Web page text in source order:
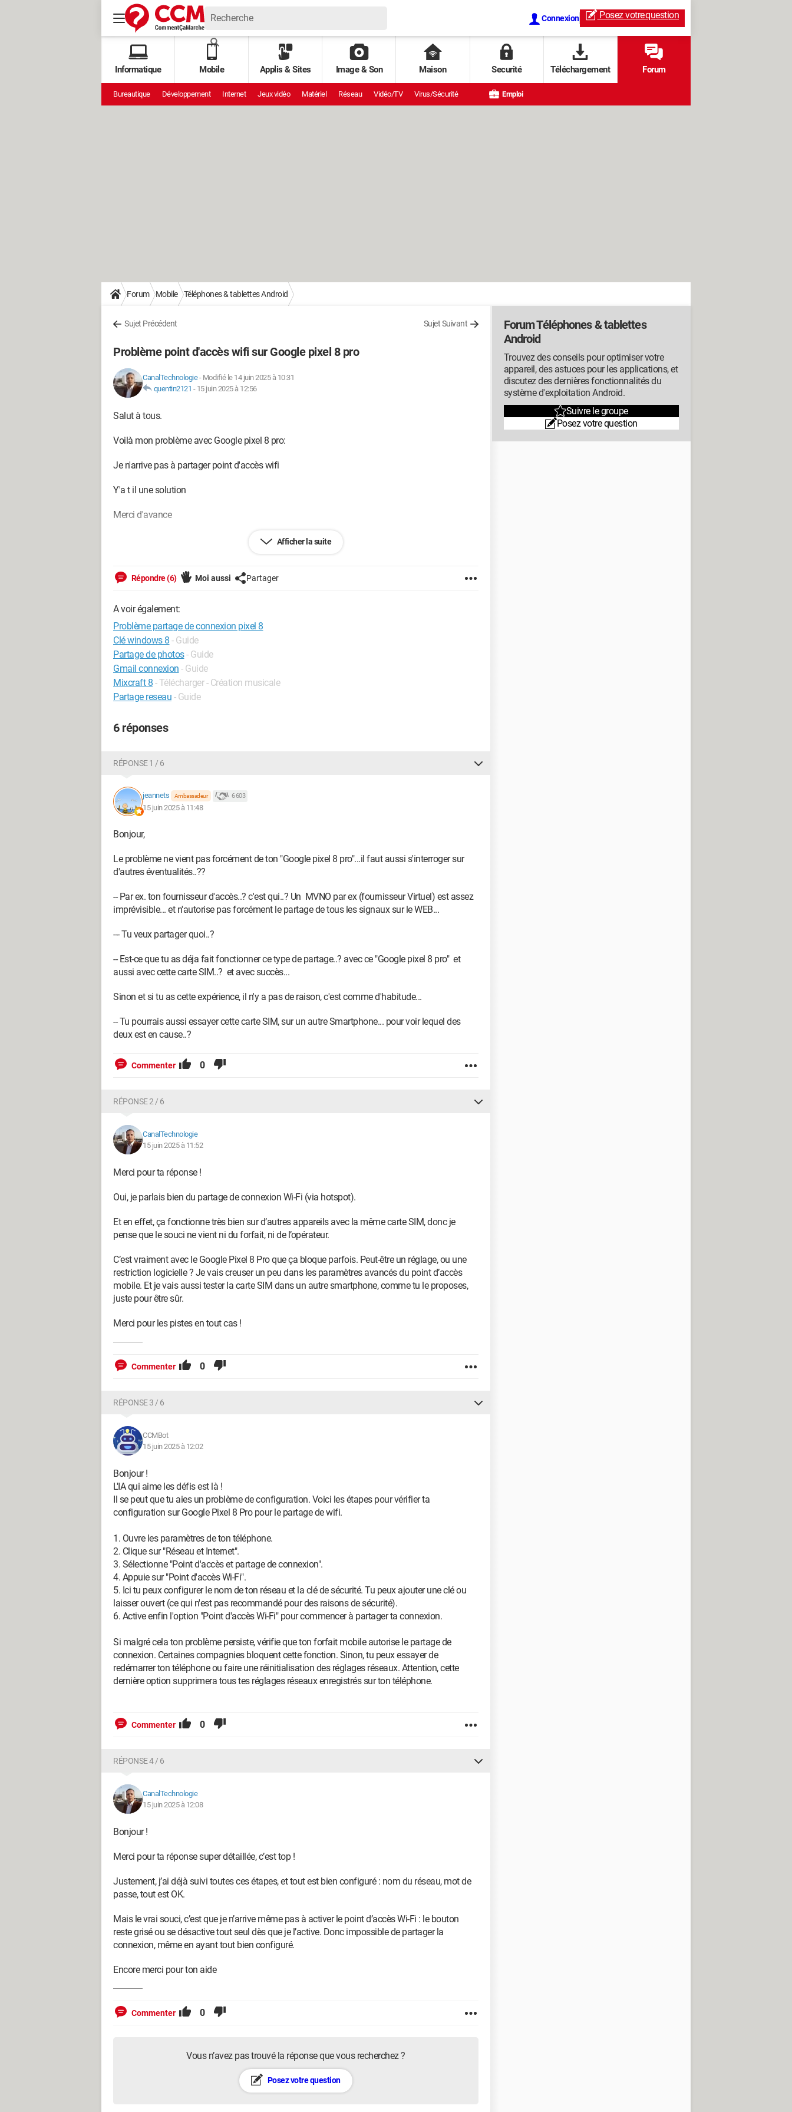
Connexion Posez votrequestion
Informatique Mobile Applis & Sites Image & Son Maison Securité Téléchargement Forum
Bureautique Développement Internet Jeux vidéo Matériel Réseau Vidéo/TV Virus/Sécurité Emploi
Forum Mobile Téléphones & tablettes Android
Sujet Précédent Sujet Suivant
Problème point d'accès wifi sur Google pixel 8 pro
CanalTechnologie- Modifié le 14 juin 2025 à 10:31
quentin2121 - 15 juin 2025 à 12:56
Salut à tous.
Voilà mon problème avec Google pixel 8 pro:
Je n'arrive pas à partager point d'accès wifi
Y'a t il une solution
Merci d'avance
Afficher la suite
Répondre (6) Moi aussi Partager
A voir également:
Problème partage de connexion pixel 8
Clé windows 8 - Guide
Partage de photos- Guide
Gmail connexion - Guide
Mixcraft 8 - Télécharger - Création musicale
Partage reseau - Guide
6 réponses
RÉPONSE 1 / 6
jeannets Ambassadeur 6 603
15 juin 2025 à 11:48
Bonjour,
Le problème ne vient pas forcément de ton "Google pixel 8 pro"...il faut aussi s'interroger sur
d'autres éventualités..??
-- Par ex. ton fournisseur d'accès..? c'est qui..? Un MVNO par ex (fournisseur Virtuel) est assez
imprévisible... et n'autorise pas forcément le partage de tous les signaux sur le WEB...
--- Tu veux partager quoi..?
-- Est-ce que tu as déja fait fonctionner ce type de partage..? avec ce "Google pixel 8 pro" et
aussi avec cette carte SIM..? et avec succès...
Sinon et si tu as cette expérience, il n'y a pas de raison, c'est comme d'habitude...
-- Tu pourrais aussi essayer cette carte SIM, sur un autre Smartphone... pour voir lequel des
deux est en cause..?
Commenter 0
RÉPONSE 2 / 6
CanalTechnologie
15 juin 2025 à 11:52
Merci pour ta réponse !
Oui, je parlais bien du partage de connexion Wi-Fi (via hotspot).
Et en effet, ça fonctionne très bien sur d’autres appareils avec la même carte SIM, donc je
pense que le souci ne vient ni du forfait, ni de l’opérateur.
C’est vraiment avec le Google Pixel 8 Pro que ça bloque parfois. Peut-être un réglage, ou une
restriction logicielle ? Je vais creuser un peu dans les paramètres avancés du point d’accès
mobile. Et je vais aussi tester la carte SIM dans un autre smartphone, comme tu le proposes,
juste pour être sûr.
Merci pour les pistes en tout cas !
Commenter 0
RÉPONSE 3 / 6
CCMBot
15 juin 2025 à 12:02
Bonjour !
L'IA qui aime les défis est là !
Il se peut que tu aies un problème de configuration. Voici les étapes pour vérifier ta
configuration sur Google Pixel 8 Pro pour le partage de wifi.
1. Ouvre les paramètres de ton téléphone.
2. Clique sur "Réseau et Internet".
3. Sélectionne "Point d'accès et partage de connexion".
4. Appuie sur "Point d'accès Wi-Fi".
5. Ici tu peux configurer le nom de ton réseau et la clé de sécurité. Tu peux ajouter une clé ou
laisser ouvert (ce qui n'est pas recommandé pour des raisons de sécurité).
6. Active enfin l'option "Point d'accès Wi-Fi" pour commencer à partager ta connexion.
Si malgré cela ton problème persiste, vérifie que ton forfait mobile autorise le partage de
connexion. Certaines compagnies bloquent cette fonction. Sinon, tu peux essayer de
redémarrer ton téléphone ou faire une réinitialisation des réglages réseaux. Attention, cette
dernière option supprimera tous tes réglages réseaux enregistrés sur ton téléphone.
Commenter 0
RÉPONSE 4 / 6
CanalTechnologie
15 juin 2025 à 12:08
Bonjour !
Merci pour ta réponse super détaillée, c’est top !
Justement, j’ai déjà suivi toutes ces étapes, et tout est bien configuré : nom du réseau, mot de
passe, tout est OK.
Mais le vrai souci, c’est que je n’arrive même pas à activer le point d’accès Wi-Fi : le bouton
reste grisé ou se désactive tout seul dès que je l’active. Donc impossible de partager la
connexion, même en ayant tout bien configuré.
Encore merci pour ton aide
Commenter 0
Vous n’avez pas trouvé la réponse que vous recherchez ?
Posez votre question
Forum Téléphones & tablettes
Android
Trouvez des conseils pour optimiser votre
appareil, des astuces pour les applications, et
discutez des dernières fonctionnalités du
système d'exploitation Android.
Suivre le groupe
Posez votre question